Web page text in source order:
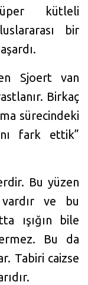
kütleli
bir
Sjoert van
Birkaç
sürecindeki
fark ettik”
Bu yüzen
ve bu
ışığın bile
Bu da
Tabiri caizse